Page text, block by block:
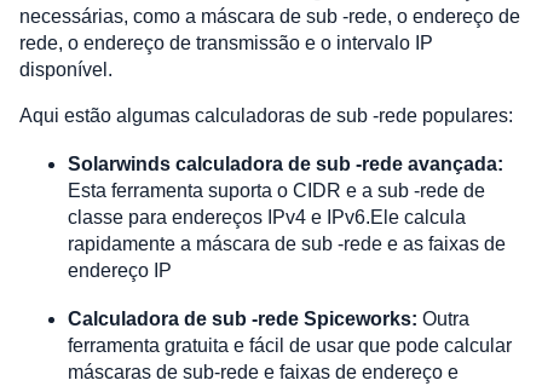
necessárias, como a máscara de sub -rede, o endereço de
rede, o endereço de transmissão e o intervalo IP
disponível.
Aqui estão algumas calculadoras de sub -rede populares:
Solarwinds calculadora de sub -rede avançada:
Esta ferramenta suporta o CIDR e a sub -rede de
classe para endereços IPv4 e IPv6.Ele calcula
rapidamente a máscara de sub -rede e as faixas de
endereço IP
Calculadora de sub -rede Spiceworks: Outra
ferramenta gratuita e fácil de usar que pode calcular
máscaras de sub-rede e faixas de endereço e